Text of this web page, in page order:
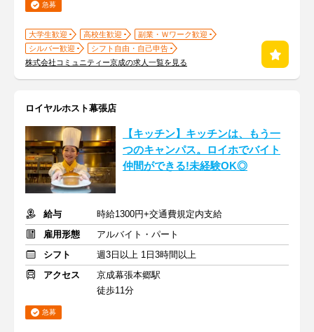
急募
大学生歓迎 高校生歓迎
副業・Ｗワーク歓迎
シルバー歓迎
シフト自由・自己申告
株式会社コミュニティー京成の求人一覧を見る
ロイヤルホスト幕張店
【キッチン】キッチンは、もう一
つのキャンパス。ロイホでバイト
仲間ができる!未経験OK◎
給与
時給1300円+交通費規定内支給
雇用形態
アルバイト・パート
シフト
週3日以上 1日3時間以上
アクセス
京成幕張本郷駅
徒歩11分
急募